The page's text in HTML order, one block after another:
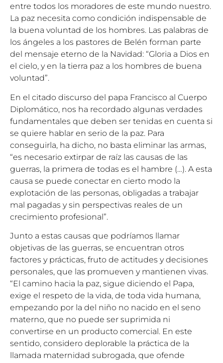
entre todos los moradores de este mundo nuestro.
La paz necesita como condición indispensable de
la buena voluntad de los hombres. Las palabras de
los ángeles a los pastores de Belén forman parte
del mensaje eterno de la Navidad: “Gloria a Dios en
el cielo, y en la tierra paz a los hombres de buena
voluntad”.
En el citado discurso del papa Francisco al Cuerpo
Diplomático, nos ha recordado algunas verdades
fundamentales que deben ser tenidas en cuenta si
se quiere hablar en serio de la paz. Para
conseguirla, ha dicho, no basta eliminar las armas,
“es necesario extirpar de raíz las causas de las
guerras, la primera de todas es el hambre (…). A esta
causa se puede conectar en cierto modo la
explotación de las personas, obligadas a trabajar
mal pagadas y sin perspectivas reales de un
crecimiento profesional”.
Junto a estas causas que podríamos llamar
objetivas de las guerras, se encuentran otros
factores y prácticas, fruto de actitudes y decisiones
personales, que las promueven y mantienen vivas.
“El camino hacia la paz, sigue diciendo el Papa,
exige el respeto de la vida, de toda vida humana,
empezando por la del niño no nacido en el seno
materno, que no puede ser suprimida ni
convertirse en un producto comercial. En este
sentido, considero deplorable la práctica de la
llamada maternidad subrogada, que ofende